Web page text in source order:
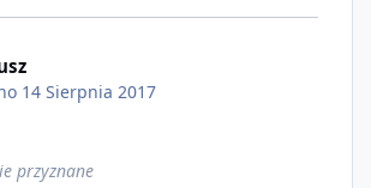
14 Sierpnia 2017
przyznane